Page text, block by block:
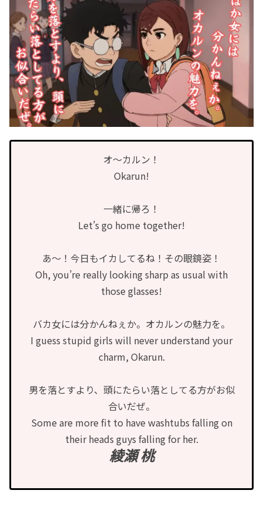
オ〜カルン！
Okarun!
一緒に帰ろ！
Let’s go home together!
あ〜！今日もイカしてるね！その眼鏡姿！
Oh, you’re really looking sharp as usual with
those glasses!
バカ女には分かんねぇか。オカルンの魅力を。
I guess stupid girls will never understand your
charm, Okarun.
男を落とすより、頭にたらい落としてる方がお似
合いだぜ。
Some are more fit to have washtubs falling on
their heads guys falling for her.
綾瀬 桃